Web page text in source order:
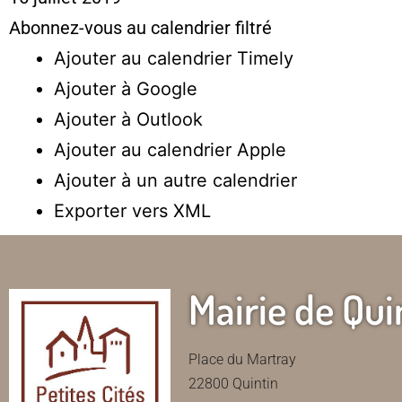
Abonnez-vous au calendrier filtré
Ajouter au calendrier Timely
Ajouter à Google
Ajouter à Outlook
Ajouter au calendrier Apple
Ajouter à un autre calendrier
Exporter vers XML
Mairie de
Place du Martray
22800 Quintin